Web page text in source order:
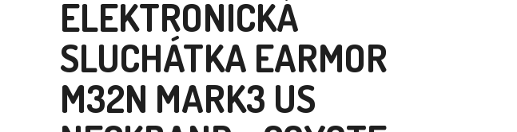
ELEKTRONICKÁ
SLUCHÁTKA EARMOR
M32N MARK3 US